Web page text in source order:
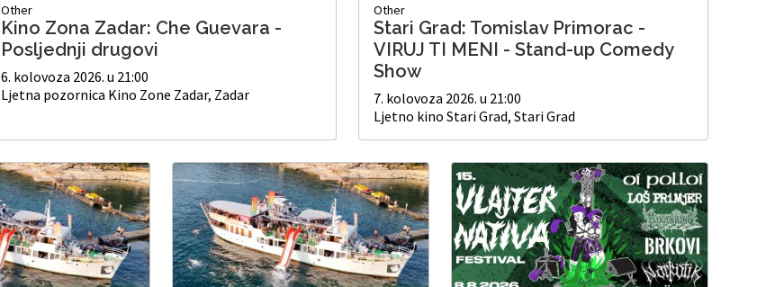
Other
Kino Zona Zadar: Che Guevara -
Posljednji drugovi
6. kolovoza 2026. u 21:00
Ljetna pozornica Kino Zone Zadar, Zadar
Other
Stari Grad: Tomislav Primorac -
VIRUJ TI MENI - Stand-up Comedy
Show
7. kolovoza 2026. u 21:00
Ljetno kino Stari Grad, Stari Grad